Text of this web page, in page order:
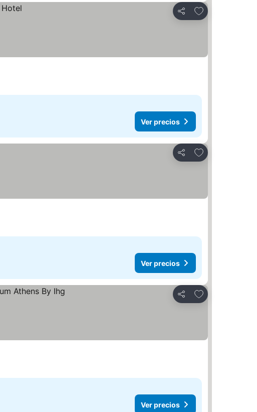
Compartir
Añadir a favoritos
Ver precios
Compartir
Añadir a favoritos
Ver precios
Compartir
Añadir a favoritos
Ver precios